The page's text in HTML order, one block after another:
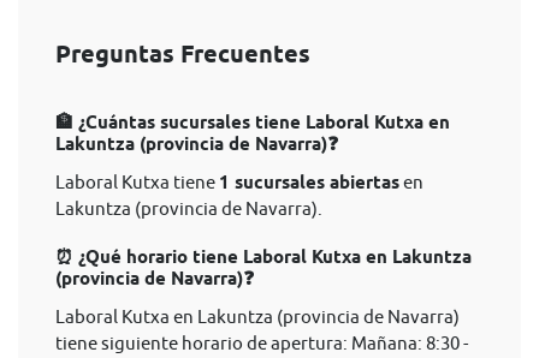
Preguntas Frecuentes
🏦 ¿Cuántas sucursales tiene Laboral Kutxa en
Lakuntza (provincia de Navarra)❓
Laboral Kutxa tiene 1 sucursales abiertasen
Lakuntza (provincia de Navarra).
⏰ ¿Qué horario tiene Laboral Kutxa en Lakuntza
(provincia de Navarra)❓
Laboral Kutxa en Lakuntza (provincia de Navarra)
tiene siguiente horario de apertura: Mañana: 8:30 -